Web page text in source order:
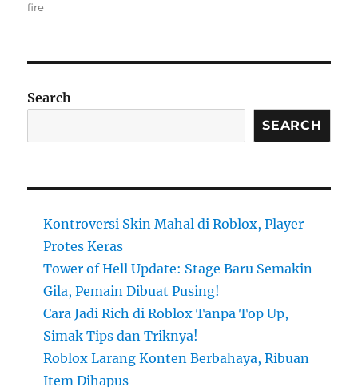
fire
Search
SEARCH
Kontroversi Skin Mahal di Roblox, Player
Protes Keras
Tower of Hell Update: Stage Baru Semakin
Gila, Pemain Dibuat Pusing!
Cara Jadi Rich di Roblox Tanpa Top Up,
Simak Tips dan Triknya!
Roblox Larang Konten Berbahaya, Ribuan
Item Dihapus